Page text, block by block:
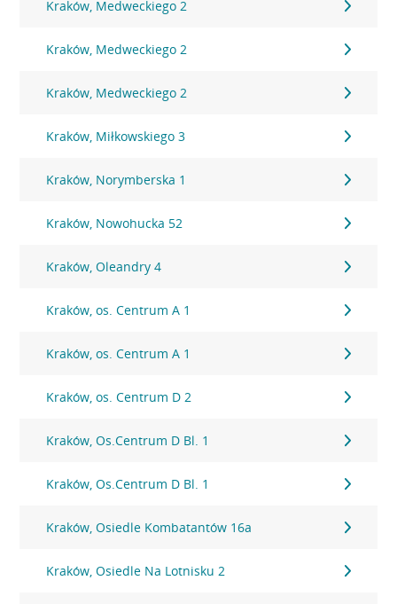
Kraków, Medweckiego 2
Kraków, Medweckiego 2
Kraków, Medweckiego 2
Kraków, Miłkowskiego 3
Kraków, Norymberska 1
Kraków, Nowohucka 52
Kraków, Oleandry 4
Kraków, os. Centrum A 1
Kraków, os. Centrum A 1
Kraków, os. Centrum D 2
Kraków, Os.Centrum D Bl. 1
Kraków, Os.Centrum D Bl. 1
Kraków, Osiedle Kombatantów 16a
Kraków, Osiedle Na Lotnisku 2